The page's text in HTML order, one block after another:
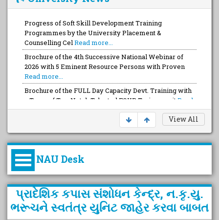
Progress of Soft Skill Development Training
Programmes by the University Placement &
Counselling CelRead more...
Brochure of the 4th Successive National Webinar of
2026 with 5 Eminent Resource Persons with Proven
Read more...
Brochure of the FULL Day Capacity Devt. Training with
a Team of Top-Notch Talented FOUR Trainers wit Read
more...
View All
NAU Desk
કુલપતિની પરિવર્તનકારી પહેલનું
વિહંગાવલોકન (ઓક્ટોબર ૨૦૨૦-૨૦૨૫)
પ્રાદેશિક કપાસ સંશોધન કેન્દ્ર, ન.કૃ.યુ.
ભરૂચને સ્વતંત્ર યુનિટ જાહેર કરવા બાબત